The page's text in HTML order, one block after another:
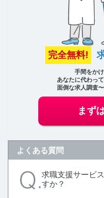
完全無料!
手間をか
あなたに代わっ
面倒な求人調査
まず
よくある質問
求職支援サービ
すか？